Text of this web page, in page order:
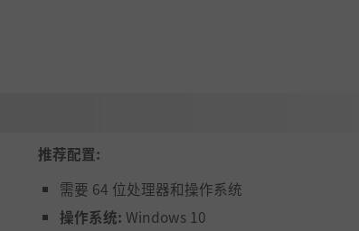
推荐配置:
需要 64 位处理器和操作系统
操作系统: Windows 10